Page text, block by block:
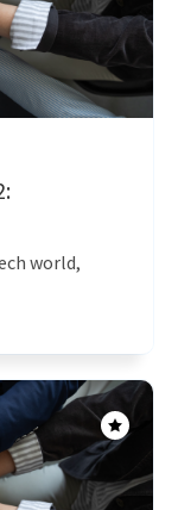
world,